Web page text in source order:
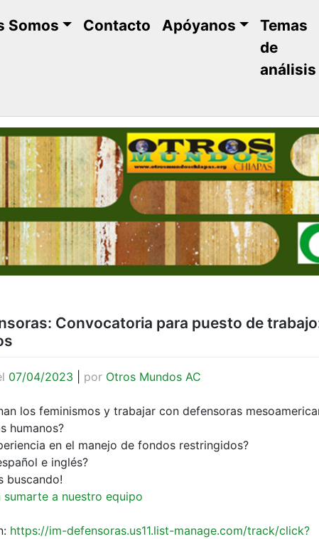
Somos Contacto Apóyanos
Temas
de
análisis
Convocatoria para puesto de
07/04/2023 por Otros Mundos AC
los feminismos y trabajar con defensoras
humanos?
en el manejo de fondos restringidos?
e inglés?
buscando!
sumarte a nuestro equipo
https://im-defensoras.us11.list-manage.com/track/click?